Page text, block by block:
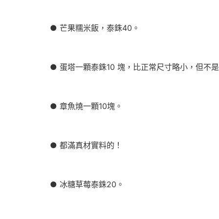
● 芒果糯米飯，泰銖40。
● 蛋塔一顆泰銖10 塊，比正常尺寸略小，但不
● 章魚燒一顆10塊。
● 都滿真材實料的！
● 冰糖草莓泰銖20。